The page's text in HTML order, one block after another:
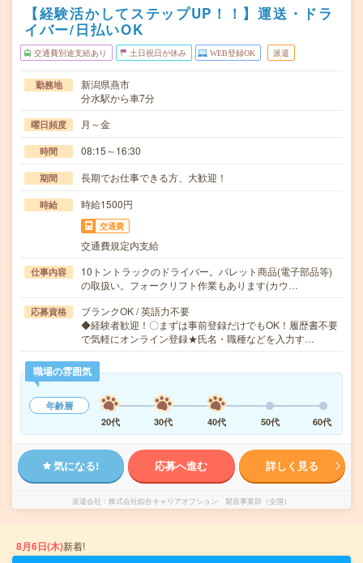
【経験活かしてステップUP！！】運送・ドラ
イバー/日払いOK
交通費別途支給あり 土日祝日が休み WEB登録OK 派遣
勤務地
新潟県燕市
分水駅から車7分
曜日頻度 月～金
時間 08:15～16:30
期間 長期でお仕事できる方、大歓迎！
時給 時給1500円
交通費
交通費規定内支給
仕事内容
10トントラックのドライバー。パレット商品(電子部品等)
の取扱い。フォークリフト作業もあります(カウ…
応募資格
ブランクOK / 英語力不要
◆経験者歓迎！〇まずは事前登録だけでもOK！履歴書不要
で気軽にオンライン登録★氏名・職種などを入力す…
職場の雰囲気
年齢層
20代
30代 40代 50代 60代
気になる! 応募へ進む 詳しく見る
派遣会社 株式会社綜合キャリアオプション 製造事業部（全国）
8月6日(木)新着!